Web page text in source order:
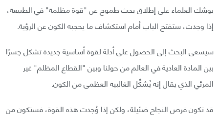
يوشك العلماء على إطلاق بحث طموح عن "قوة مظلمة" في الطبيعة،
إذا وجدت، ستفتح الباب أمام استكشاف ما يحجبه الكون عن الرؤية.
سيسعى البحث إلى الحصول على أدلة لقوة أساسية جديدة تشكل جسرًا
بين المادة العادية في العالم من حولنا وبين "القطاع المظلم" غير
المرئي الذي يقال إنه يُشكِّل الغالبية العظمى من الكون.
قد تكون فرص النجاح ضئيلة، ولكن إذا وُجدت هذه القوة، فستكون من